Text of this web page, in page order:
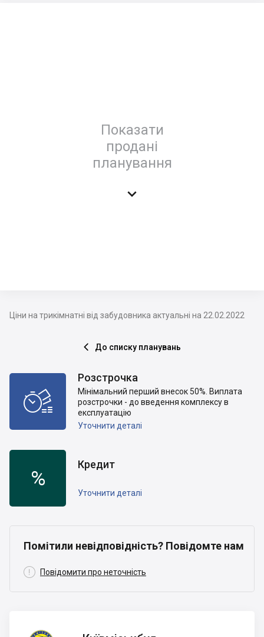
Показати
продані
планування

Ціни на трикімнатні від забудовника актуальні на 22.02.2022
 До списку планувань

Розстрочка
Мінімальний перший внесок 50%. Виплата
розстрочки - до введення комплексу в
експлуатацію
Уточнити деталі
%
Кредит
Уточнити деталі
Помітили невідповідність? Повідомте нам
 Повідомити про неточність
Київміськбуд